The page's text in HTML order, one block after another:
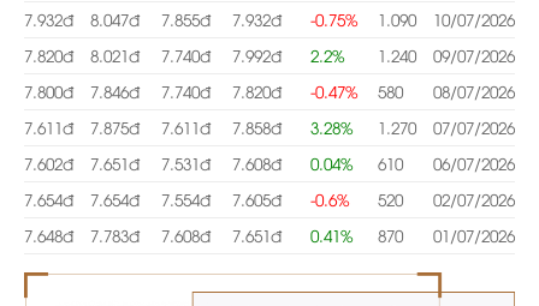
7.932đ 8.047đ 7.855đ 7.932đ -0.75% 1.090
10/07/2026
7.820đ
8.021đ 7.740đ 7.992đ 2.2% 1.240
09/07/2026
7.800đ
7.846đ 7.740đ 7.820đ -0.47% 580
08/07/2026
7.611đ
7.875đ 7.611đ 7.858đ 3.28% 1.270
07/07/2026
7.602đ
7.651đ 7.531đ 7.608đ 0.04% 610
06/07/2026
7.654đ
7.654đ 7.554đ 7.605đ -0.6% 520
02/07/2026
7.648đ
7.783đ 7.608đ 7.651đ 0.41% 870 01/07/2026